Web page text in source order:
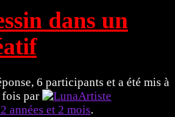
dans un
6 participants et a été mis à
par
années et 2 mois.